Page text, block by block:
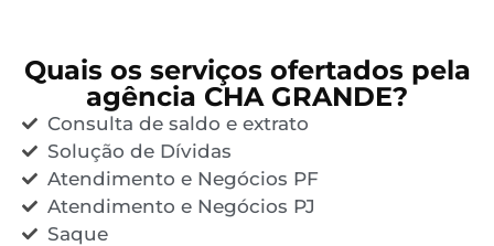
Quais os serviços ofertados pela
agência CHA GRANDE?
Consulta de saldo e extrato
Solução de Dívidas
Atendimento e Negócios PF
Atendimento e Negócios PJ
Saque